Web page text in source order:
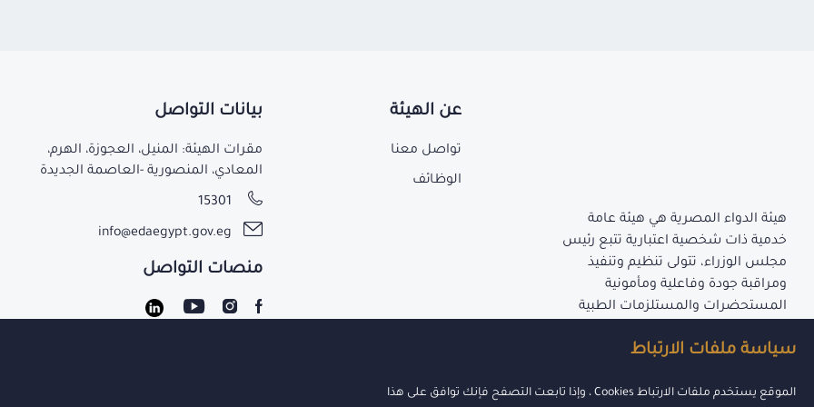
سياسة ملفات الارتباط
الموقع يستخدم ملفات الارتباط Cookies ، وإذا تابعت التصفح فإنك توافق على هذا
هيئة الدواء المصرية هي هيئة عامة
خدمية ذات شخصية اعتبارية تتبع رئيس
مجلس الوزراء، تتولى تنظيم وتنفيذ
ومراقبة جودة وفاعلية ومأمونية
المستحضرات والمستلزمات الطبية
الهيئة.
عن الهيئة
تواصل معنا
الوظائف
بيانات التواصل
مقرات الهيئة: المنيل، العجوزة، الهرم،
المعادي، المنصورية -العاصمة الجديدة
15301
info@edaegypt.gov.eg
منصات التواصل